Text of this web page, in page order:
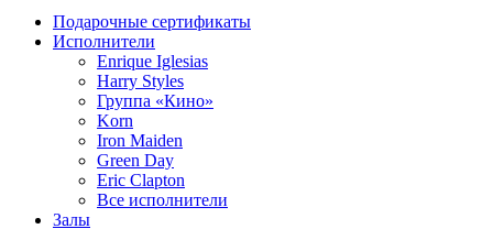
Подарочные сертификаты
Исполнители
Enrique Iglesias
Harry Styles
Группа «Кино»
Korn
Iron Maiden
Green Day
Eric Clapton
Все исполнители
Залы